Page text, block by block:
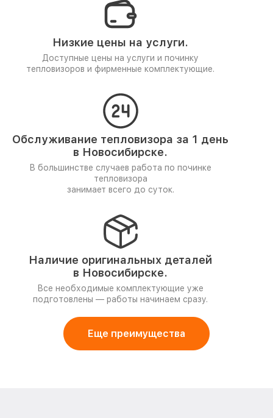
Низкие цены на услуги.
Доступные цены на услуги и починку
тепловизоров и фирменные комплектующие.
Обслуживание тепловизора за 1 день
в Новосибирске.
В большинстве случаев работа по починке
тепловизора
занимает всего до суток.
Наличие оригинальных деталей
в Новосибирске.
Все необходимые комплектующие уже
подготовлены — работы начинаем сразу.
Еще преимущества